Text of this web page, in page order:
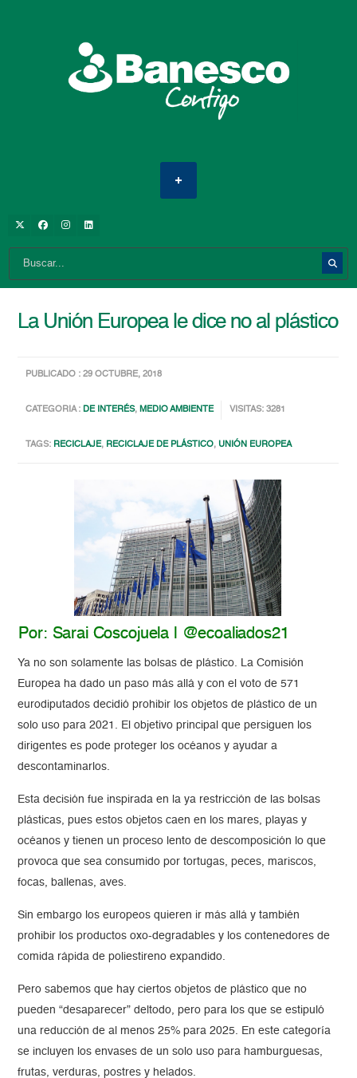
La Unión Europea le dice no al plástico
PUBLICADO : 29 OCTUBRE, 2018
CATEGORIA :DE INTERÉS,MEDIO AMBIENTE VISITAS: 3281
TAGS: RECICLAJE, RECICLAJE DE PLÁSTICO,UNIÓN EUROPEA
Por: Sarai Coscojuela | @ecoaliados21
Ya no son solamente las bolsas de plástico. La Comisión
Europea ha dado un paso más allá y con el voto de 571
eurodiputados decidió prohibir los objetos de plástico de un
solo uso para 2021. El objetivo principal que persiguen los
dirigentes es pode proteger los océanos y ayudar a
descontaminarlos.
Esta decisión fue inspirada en la ya restricción de las bolsas
plásticas, pues estos objetos caen en los mares, playas y
océanos y tienen un proceso lento de descomposición lo que
provoca que sea consumido por tortugas, peces, mariscos,
focas, ballenas, aves.
Sin embargo los europeos quieren ir más allá y también
prohibir los productos oxo-degradables y los contenedores de
comida rápida de poliestireno expandido.
Pero sabemos que hay ciertos objetos de plástico que no
pueden “desaparecer” deltodo, pero para los que se estipuló
una reducción de al menos 25% para 2025. En este categoría
se incluyen los envases de un solo uso para hamburguesas,
frutas, verduras, postres y helados.